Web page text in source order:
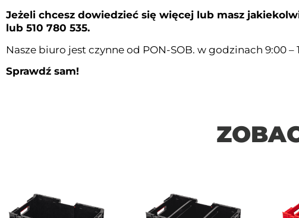
Jeżeli chcesz dowiedzieć się więcej lub masz
lub 510 780 535.
Nasze biuro jest czynne od PON-SOB. w godzinach 9:00 –
Sprawdź sam!